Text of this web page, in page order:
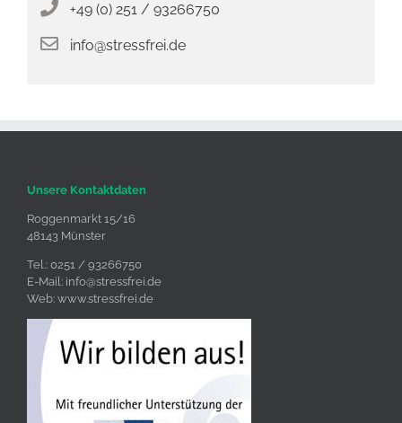
+49 (0) 251 / 93266750
info@stressfrei.de
Unsere Kontaktdaten
Roggenmarkt 15/16
48143 Münster
Tel.: 0251 / 93266750
E-Mail: info@stressfrei.de
Web: www.stressfrei.de